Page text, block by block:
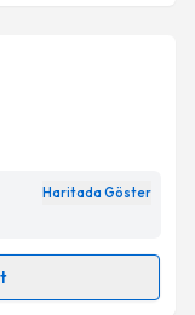
ile
Aydınlatma
belirtilen
Haritada Göster